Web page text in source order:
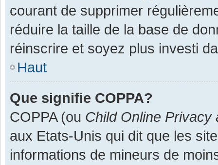
courant de supprimer
réduire la taille de la base de
réinscrire et soyez plus investi
Haut
Que signifie COPPA?
COPPA (ou Child Online Privacy
aux Etats-Unis qui dit que les
informations de mineurs de